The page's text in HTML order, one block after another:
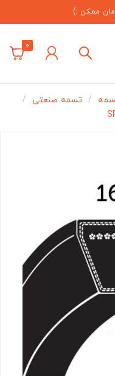
ممکن :)
0
تسمه صنعتی